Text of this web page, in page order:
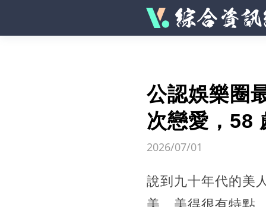
公認娛樂圈
次戀愛，58
2026/07/01
說到九十年代的美